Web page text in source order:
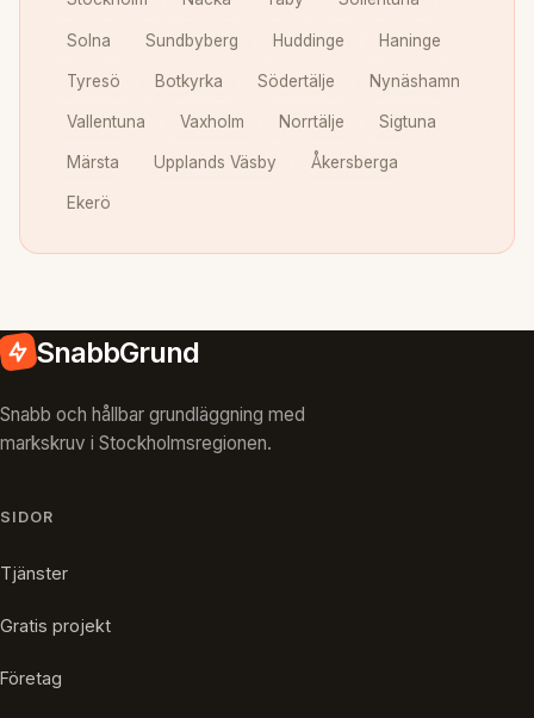
Solna Sundbyberg Huddinge Haninge
Tyresö Botkyrka Södertälje Nynäshamn
Vallentuna Vaxholm Norrtälje Sigtuna
Märsta Upplands Väsby Åkersberga
Ekerö
SnabbGrund
Snabb och hållbar grundläggning med
markskruv i Stockholmsregionen.
SIDOR
Tjänster
Gratis projekt
Företag